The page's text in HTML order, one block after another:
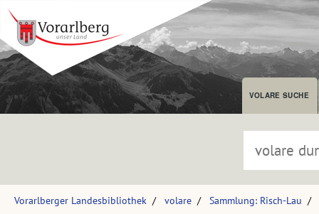
VOLARE SUCHE
Vorarlberger Landesbibliothek volare Sammlung: Risch-Lau